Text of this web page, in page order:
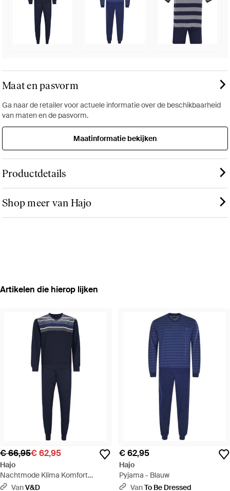
Maat en pasvorm
Ga naar de retailer voor actuele informatie over de beschikbaarheid
van maten en de pasvorm.
Maatinformatie bekijken
Productdetails
Shop meer van Hajo
Artikelen die hierop lijken
€ 66,95€ 62,95
Hajo
Nachtmode Klima Komfort
Pyjama's - Blauw
VanV&D
€ 62,95
Hajo
Pyjama - Blauw
VanTo Be Dressed